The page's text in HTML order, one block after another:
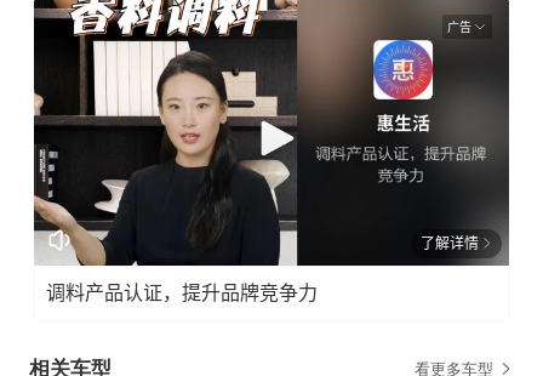
广告
了解详情
调料产品认证，提升品牌竞争力